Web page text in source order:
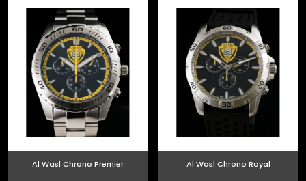
Al Wasl Chrono Royal
Al Wasl Chrono Premier